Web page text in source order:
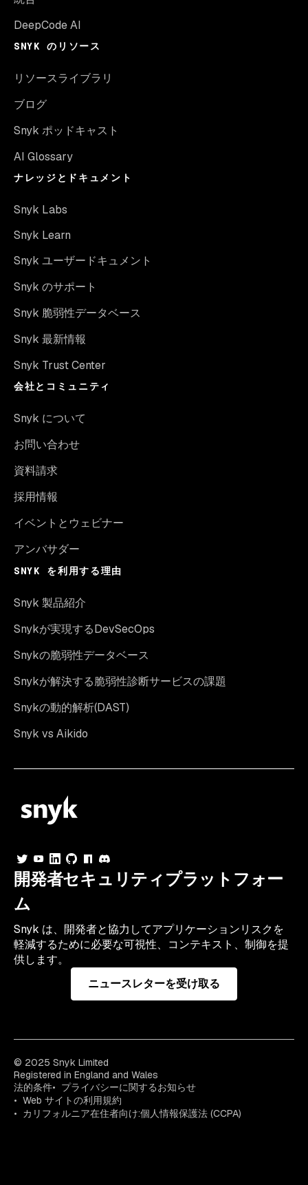
DeepCode AI
SNYK のリソース
リソースライブラリ
ブログ
Snyk ポッドキャスト
AI Glossary
ナレッジとドキュメント
Snyk Labs
Snyk Learn
Snyk ユーザードキュメント
Snyk のサポート
Snyk 脆弱性データベース
Snyk 最新情報
Snyk Trust Center
会社とコミュニティ
Snyk について
お問い合わせ
資料請求
採用情報
イベントとウェビナー
アンバサダー
SNYK を利用する理由
Snyk 製品紹介
Snykが実現するDevSecOps
Snykの脆弱性データベース
Snykが解決する脆弱性診断サービスの課題
Snykの動的解析(DAST)
Snyk vs Aikido
開発者セキュリティプラットフォー
ム
Snyk は、開発者と協力してアプリケーションリスクを
軽減するために必要な可視性、コンテキスト、制御を提
供します。
ニュースレターを受け取る
© 2025 Snyk Limited
Registered in England and Wales
法的条件
プライバシーに関するお知らせ
Web サイトの利用規約
カリフォルニア在住者向け:個人情報保護法 (CCPA)